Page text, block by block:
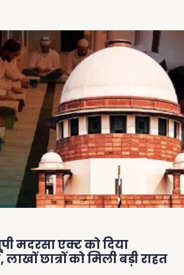
मदरसा एक्ट को दिया
छात्रों को मिली बड़ी राहत